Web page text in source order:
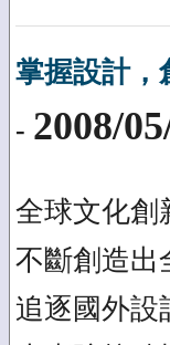
掌握設計，
- 2008/
全球文化創
不斷創造出
追逐國外設